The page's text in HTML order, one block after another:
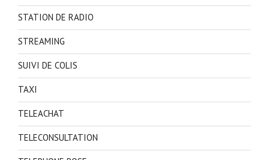
STATION DE RADIO
STREAMING
SUIVI DE COLIS
TAXI
TELEACHAT
TELECONSULTATION